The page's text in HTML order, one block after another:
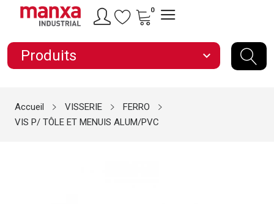
0
Produits expand_more
Accueil VISSERIE
FERRO
VIS P/ TÔLE ET MENUIS ALUM/PVC